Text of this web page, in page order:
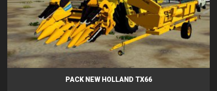
PACK NEW HOLLAND TX66